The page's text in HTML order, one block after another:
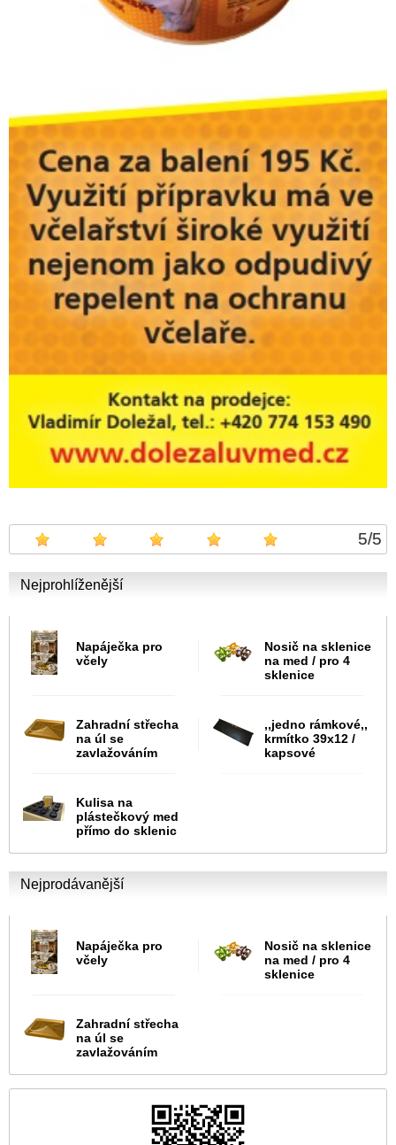
5/5
Nejprohlíženější
Napáječka pro
včely
Nosič na sklenice
na med / pro 4
sklenice
Zahradní střecha
na úl se
zavlažováním
,,jedno rámkové,,
krmítko 39x12 /
kapsové
Kulisa na
plástečkový med
přímo do sklenic
Nejprodávanější
Napáječka pro
včely
Nosič na sklenice
na med / pro 4
sklenice
Zahradní střecha
na úl se
zavlažováním